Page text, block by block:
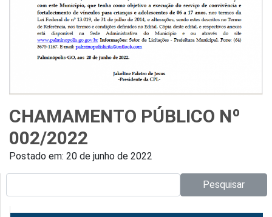
CHAMAMENTO PÚBLICO Nº
002/2022
Postado em: 20 de junho de 2022
Pesquisar